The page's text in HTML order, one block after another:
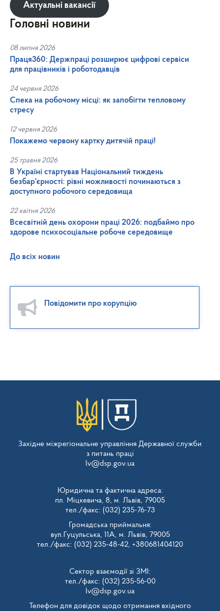
Актуальні вакансії
Головні новини
08 липня 2026
Праця360: Держпраці розширює цифрові сервіси
для працівників і роботодавців
24 червня 2026
Спека на робочому місці: як запобігти тепловому
стресу
12 червня 2026
Покажемо червону картку дитячій праці!
25 травня 2026
В Україні стартував Національний тиждень
безбар’єрності: рівні можливості починаються з
доступного робочого середовища
22 квітня 2026
Всесвітній день охорони праці 2026: подбаймо про
здорове психосоціальне робоче середовище
До всіх новин
Повідомити про корупцію
Західне міжрегіональне управління Державної служби
з питань праці
lv@dsp.gov.ua
Юридична та фактична адреса:
пл. Міцкевича, 8, м. Львів, 79005
тел./факс: (032) 235-76-73
Громадська приймальня:
вул.Гуцульська, 11А, м. Львів, 79005
тел./факс: (032) 235-48-42, +380681404120
Сектор взаємодії зі ЗМІ:
тел./факс: (032) 235-56-00
lv@dsp.gov.ua
Телефон для довідок щодо отримання вхідного